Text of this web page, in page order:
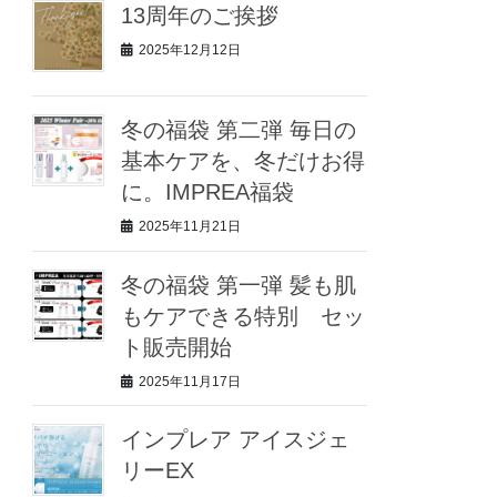
13周年のご挨拶
2025年12月12日
冬の福袋 第二弾 毎日の
基本ケアを、冬だけお得
に。IMPREA福袋
2025年11月21日
冬の福袋 第一弾 髪も肌
もケアできる特別 セッ
ト販売開始
2025年11月17日
インプレア アイスジェ
リーEX